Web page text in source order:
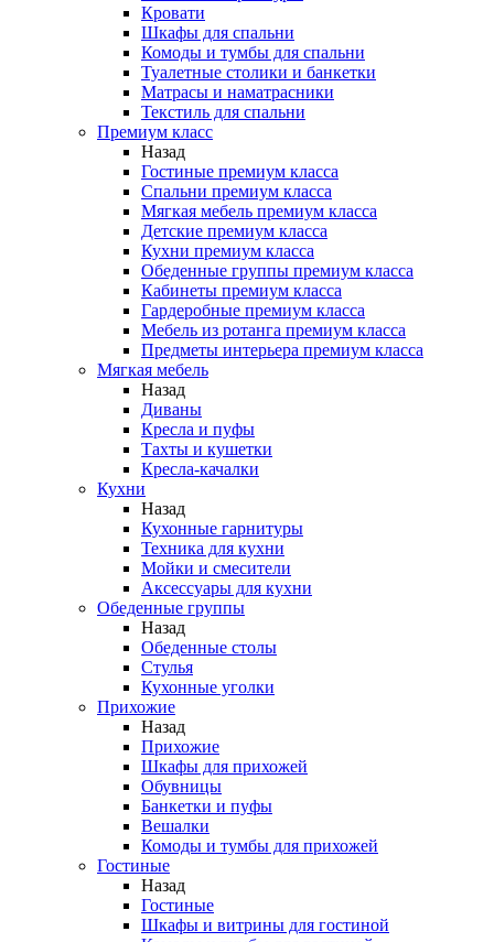
Кровати
Шкафы для спальни
Комоды и тумбы для спальни
Туалетные столики и банкетки
Матрасы и наматрасники
Текстиль для спальни
Премиум класс
Назад
Гостиные премиум класса
Спальни премиум класса
Мягкая мебель премиум класса
Детские премиум класса
Кухни премиум класса
Обеденные группы премиум класса
Кабинеты премиум класса
Гардеробные премиум класса
Мебель из ротанга премиум класса
Предметы интерьера премиум класса
Мягкая мебель
Назад
Диваны
Кресла и пуфы
Тахты и кушетки
Кресла-качалки
Кухни
Назад
Кухонные гарнитуры
Техника для кухни
Мойки и смесители
Аксессуары для кухни
Обеденные группы
Назад
Обеденные столы
Стулья
Кухонные уголки
Прихожие
Назад
Прихожие
Шкафы для прихожей
Обувницы
Банкетки и пуфы
Вешалки
Комоды и тумбы для прихожей
Гостиные
Назад
Гостиные
Шкафы и витрины для гостиной